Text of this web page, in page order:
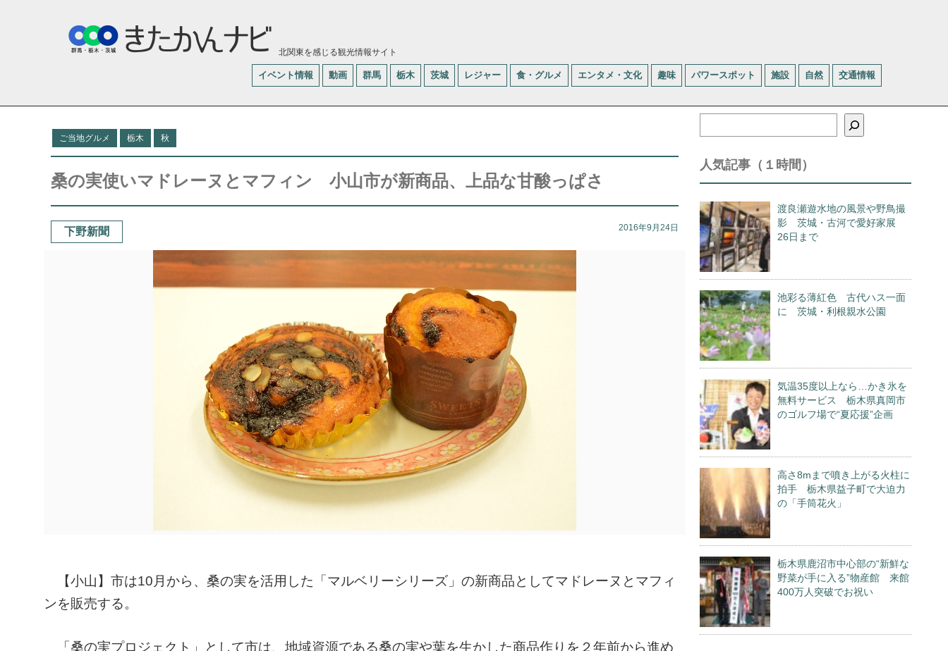
北関東を感じる観光情報サイト
イベント情報 動画 群馬 栃木 茨城 レジャー 食・グルメ エンタメ・文化 趣味 パワースポット 施設 自然 交通情報
ご当地グルメ 栃木 秋
桑の実使いマドレーヌとマフィン 小山市が新商品、上品な甘酸っぱさ
下野新聞 2016年9月24日
【小山】市は10月から、桑の実を活用した「マルベリーシリーズ」の新商品としてマドレーヌとマフィ
ンを販売する。
「桑の実プロジェクト」として市は、地域資源である桑の実や葉を生かした商品作りを２年前から進め
索
人気記事（１時間）
渡良瀬遊水地の風景や野鳥撮
影 茨城・古河で愛好家展
26日まで
池彩る薄紅色 古代ハス一面
に 茨城・利根親水公園
気温35度以上なら…かき氷を
無料サービス 栃木県真岡市
のゴルフ場で“夏応援”企画
高さ8mまで噴き上がる火柱に
拍手 栃木県益子町で大迫力
の「手筒花火」
栃木県鹿沼市中心部の“新鮮な
野菜が手に入る”物産館 来館
400万人突破でお祝い